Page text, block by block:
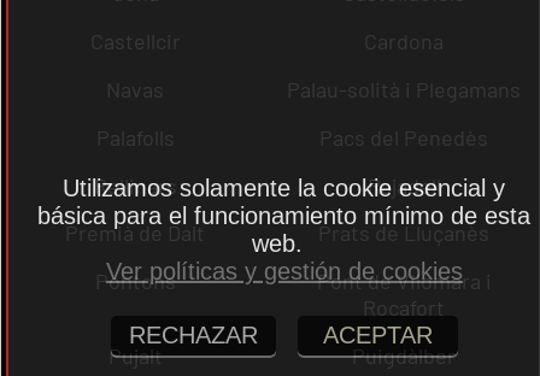
Castellcir
Cardona
Navas
Palau-solità i Plegamans
Palafolls
Pacs del Penedès
Rellinars
Rajadell
Premià de Dalt
Prats de Lluçanès
Pontons
Pont de Vilomara i
Rocafort
Pujalt
Puigdàlber
Utilizamos solamente la cookie esencial y
básica para el funcionamiento mínimo de esta
web.
Ver políticas y gestión de cookies
RECHAZAR ACEPTAR